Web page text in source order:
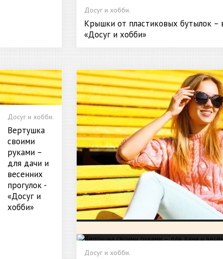
Досуг и хобби.
Крышки от пластиковых бутылок –
«Досуг и хобби»
Досуг и хобби.
Вертушка
своими
руками –
для дачи и
весенних
прогулок -
«Досуг и
хобби»
Досуг и хобби.